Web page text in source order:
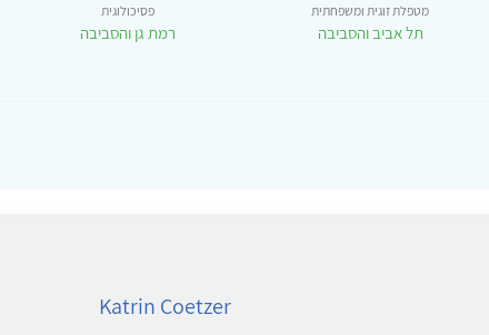
מטפלת זוגית ומשפחתית
תל אביב והסביבה
פסיכולוגית
רמת גן והסביבה
Katrin Coetzer